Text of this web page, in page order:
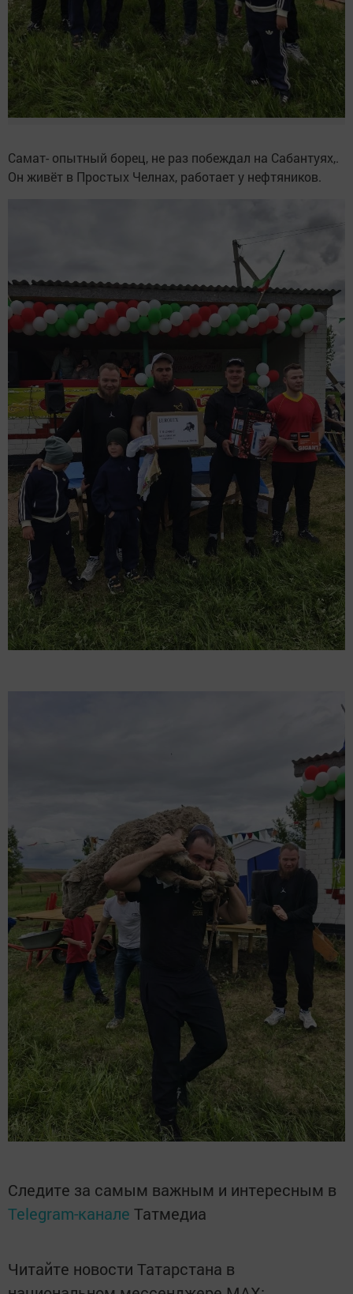
Самат- опытный борец, не раз побеждал на Сабантуях,.
Он живёт в Простых Челнах, работает у нефтяников.
Следите за самым важным и интересным в
Telegram-канале Татмедиа
Читайте новости Татарстана в